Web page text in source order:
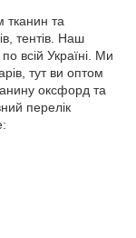
тканин та
тентів. Наш
всій Україні. Ми
тут ви оптом
оксфорд та
перелік